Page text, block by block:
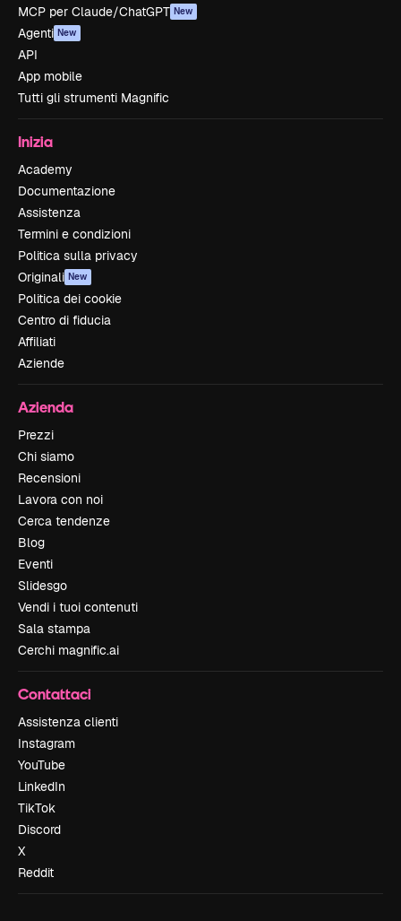
MCP per Claude/ChatGPT New
Agenti New
API
App mobile
Tutti gli strumenti Magnific
Inizia
Academy
Documentazione
Assistenza
Termini e condizioni
Politica sulla privacy
Originali New
Politica dei cookie
Centro di fiducia
Affiliati
Aziende
Azienda
Prezzi
Chi siamo
Recensioni
Lavora con noi
Cerca tendenze
Blog
Eventi
Slidesgo
Vendi i tuoi contenuti
Sala stampa
Cerchi magnific.ai
Contattaci
Assistenza clienti
Instagram
YouTube
LinkedIn
TikTok
Discord
X
Reddit